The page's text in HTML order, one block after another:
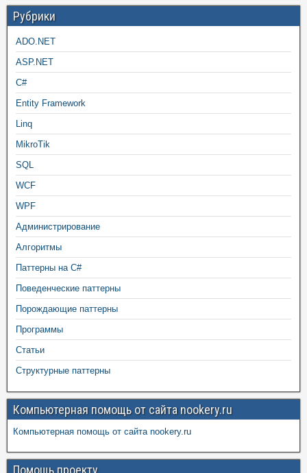
Рубрики
ADO.NET
ASP.NET
C#
Entity Framework
Linq
MikroTik
SQL
WCF
WPF
Администрирование
Алгоритмы
Паттерны на C#
Поведенческие паттерны
Порождающие паттерны
Программы
Статьи
Структурные паттерны
Компьютерная помощь от сайта nookery.ru
Компьютерная помощь от сайта nookery.ru
Помощь проекту.